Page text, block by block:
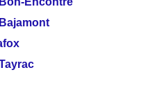
Bajamont